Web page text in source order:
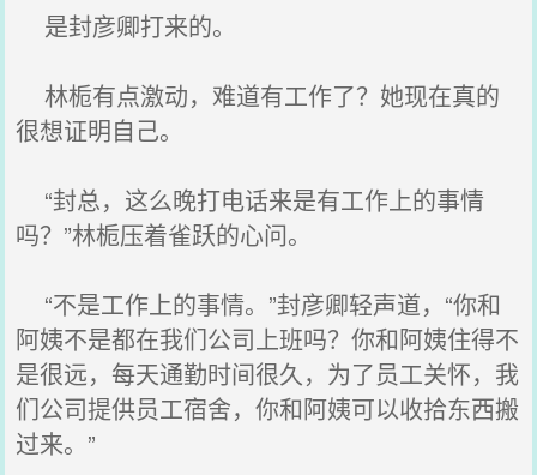
是封彦卿打来的。
林栀有点激动，难道有工作了？她现在真的
很想证明自己。
“封总，这么晚打电话来是有工作上的事情
吗？”林栀压着雀跃的心问。
“不是工作上的事情。”封彦卿轻声道，“你和
阿姨不是都在我们公司上班吗？你和阿姨住得不
是很远，每天通勤时间很久，为了员工关怀，我
们公司提供员工宿舍，你和阿姨可以收拾东西搬
过来。”